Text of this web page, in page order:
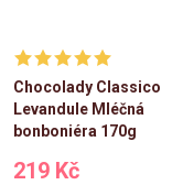
Chocolady Classico
Levandule Mléčná
bonboniéra 170g
219 Kč